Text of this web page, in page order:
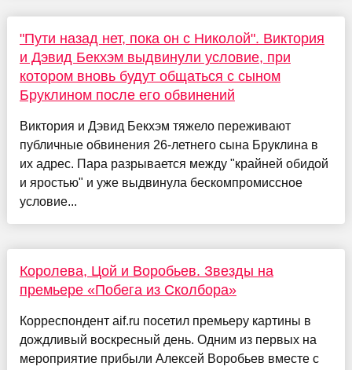
"Пути назад нет, пока он с Николой". Виктория
и Дэвид Бекхэм выдвинули условие, при
котором вновь будут общаться с сыном
Бруклином после его обвинений
Виктория и Дэвид Бекхэм тяжело переживают
публичные обвинения 26-летнего сына Бруклина в
их адрес. Пара разрывается между "крайней обидой
и яростью" и уже выдвинула бескомпромиссное
условие...
Королева, Цой и Воробьев. Звезды на
премьере «Побега из Сколбора»
Корреспондент aif.ru посетил премьеру картины в
дождливый воскресный день. Одним из первых на
мероприятие прибыли Алексей Воробьев вместе с